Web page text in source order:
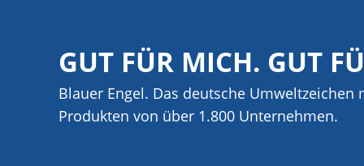
GUT FÜR MICH. GUT
Blauer Engel. Das deutsche Umweltzeichen
Produkten von über 1.800 Unternehmen.